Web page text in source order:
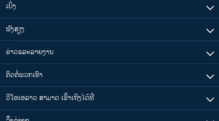
ເບິ່ງ
ຟັງສຽງ
ຂ່າວແລະລາຍງານ
ຕິດຕໍ່ພວກເຮົາ
ວີໂອເອລາວ ສາມາດ ເຂົ້າເຖິງໄດ້ທີ່